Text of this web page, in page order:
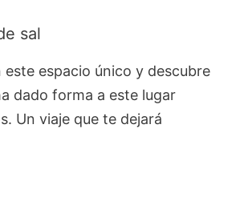
sal
espacio único y descubre
dado forma a este lugar
Un viaje que te dejará